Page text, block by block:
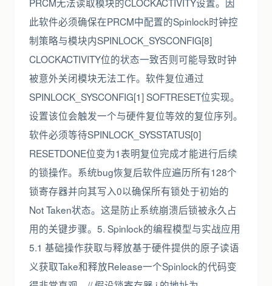
此软件必须确保在PRCM中配置的Spinlock时钟控
制策略与模块内SPINLOCK_SYSCONFIG[8]
CLOCKACTIVITY位的状态一致否则可能导致时钟
被意外关闭模块无法工作。软件复位通过
SPINLOCK_SYSCONFIG[1] SOFTRESET位实现。
设置该位会触发一个与硬件复位等效的复位序列。
软件必须等待SPINLOCK_SYSSTATUS[0]
RESETDONE位变为1表明复位完成才能进行后续
的锁操作。系统bug恢复后软件应遍历所有128个
锁寄存器并向其写入0以确保所有锁处于初始的
Not Taken状态。这是防止系统崩溃后锁被永久占
用的关键步骤。5. Spinlock的编程模型与实战应用
5.1 基础操作获取与释放基于硬件提供的原子读语
义获取Take和释放Release一个Spinlock的代码变